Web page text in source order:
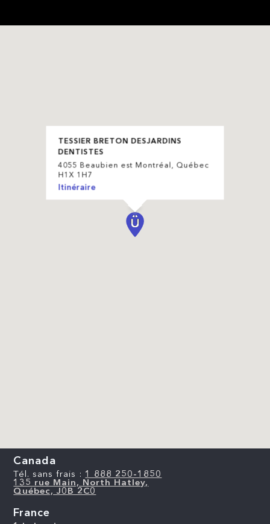
TESSIER BRETON DESJARDINS
DENTISTES
4055 Beaubien est Montréal, Québec
H1X 1H7
Itinéraire
Canada
Tél. sans frais : 1 888 250-1850
135 rue Main, North Hatley,
Québec, J0B 2C0
France